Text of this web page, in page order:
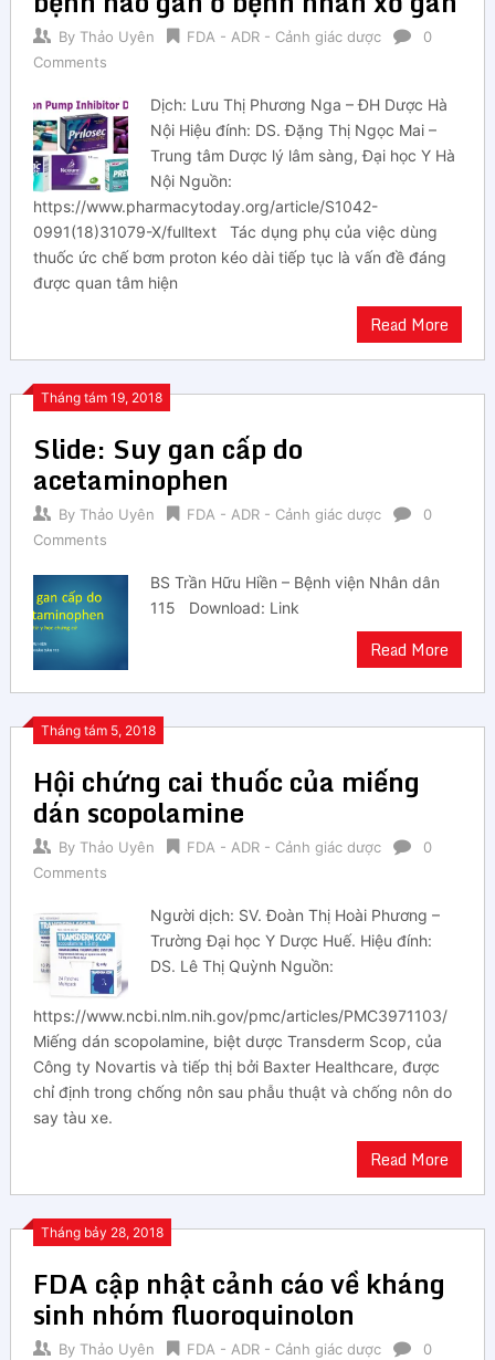
By Thảo Uyên FDA - ADR - Cảnh giác dược
0
Comments
Dịch: Lưu Thị Phương Nga – ĐH Dược Hà
Nội Hiệu đính: DS. Đặng Thị Ngọc Mai –
Trung tâm Dược lý lâm sàng, Đại học Y Hà
Nội Nguồn:
https://www.pharmacytoday.org/article/S1042-
0991(18)31079-X/fulltext Tác dụng phụ của việc dùng
thuốc ức chế bơm proton kéo dài tiếp tục là vấn đề đáng
được quan tâm hiện
Read More
Tháng tám 19, 2018
Slide: Suy gan cấp do
acetaminophen
By Thảo Uyên FDA - ADR - Cảnh giác dược
0
Comments
BS Trần Hữu Hiền – Bệnh viện Nhân dân
115 Download: Link
Read More
Tháng tám 5, 2018
Hội chứng cai thuốc của miếng
dán scopolamine
By Thảo Uyên FDA - ADR - Cảnh giác dược
0
Comments
Người dịch: SV. Đoàn Thị Hoài Phương –
Trường Đại học Y Dược Huế. Hiệu đính:
DS. Lê Thị Quỳnh Nguồn:
https://www.ncbi.nlm.nih.gov/pmc/articles/PMC3971103/
Miếng dán scopolamine, biệt dược Transderm Scop, của
Công ty Novartis và tiếp thị bởi Baxter Healthcare, được
chỉ định trong chống nôn sau phẫu thuật và chống nôn do
say tàu xe.
Read More
Tháng bảy 28, 2018
FDA cập nhật cảnh cáo về kháng
sinh nhóm fluoroquinolon
By Thảo Uyên FDA - ADR - Cảnh giác dược
0